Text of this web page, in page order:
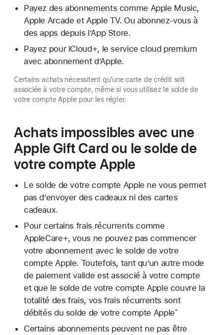
Payez des abonnements comme Apple Music,
Apple Arcade et Apple TV. Ou abonnez-vous à
des apps depuis l’App Store.
Payez pour iCloud+, le service cloud premium
avec abonnement d’Apple.
Certains achats nécessitent qu’une carte de crédit soit
associée à votre compte, même si vous utilisez le solde de
votre compte Apple pour les régler.
Achats impossibles avec une
Apple Gift Card ou le solde de
votre compte Apple
Le solde de votre compte Apple ne vous permet
pas d’envoyer des cadeaux ni des cartes
cadeaux.
Pour certains frais récurrents comme
AppleCare+, vous ne pouvez pas commencer
votre abonnement avec le solde de votre
compte Apple. Toutefois, tant qu’un autre mode
de paiement valide est associé à votre compte
et que le solde de votre compte Apple couvre la
totalité des frais, vos frais récurrents sont
débités du solde de votre compte Apple*
Certains abonnements peuvent ne pas être